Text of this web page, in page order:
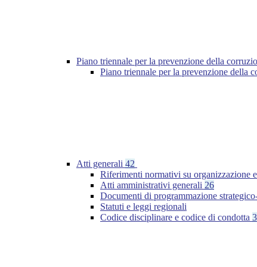
Piano triennale per la prevenzione della
Piano triennale per la prevenzione della
Atti generali 42
Riferimenti normativi su organizzazione
Atti amministrativi generali 26
Documenti di programmazione
Statuti e leggi regionali
Codice disciplinare e codice di condotta 3